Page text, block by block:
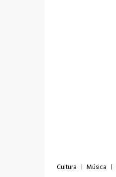
Cultura Música